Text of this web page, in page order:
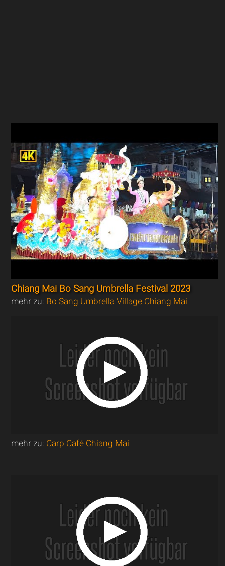
Chiang Mai Bo Sang Umbrella Festival 2023
mehr zu: Bo Sang Umbrella Village Chiang Mai
mehr zu: Carp Café Chiang Mai